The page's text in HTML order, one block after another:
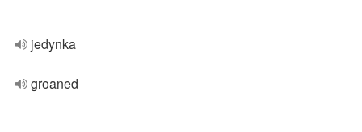
jedynka
groaned